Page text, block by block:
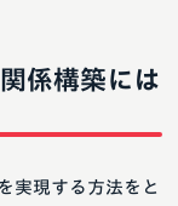
係構築には
実現する方法をと